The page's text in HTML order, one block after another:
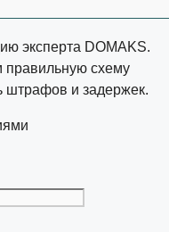
эксперта DOMAKS.
правильную схему
штрафов и задержек.